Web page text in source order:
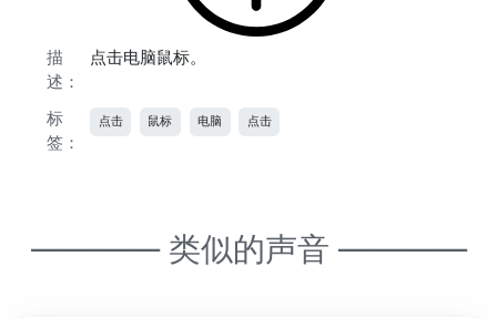
描
述：
点击电脑鼠标。
标
签：
点击 鼠标 电脑 点击
———— 类似的声音 ————